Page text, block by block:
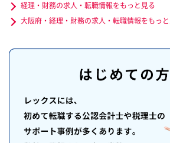
経理・財務の求人・転職情報をもっと見る
大阪府・経理・財務の求人・転職情報をもっ